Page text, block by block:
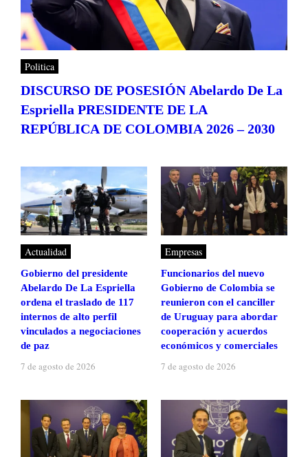
Politica
DISCURSO DE POSESIÓN Abelardo De La
Espriella PRESIDENTE DE LA
REPÚBLICA DE COLOMBIA 2026 – 2030
Actualidad
Gobierno del presidente
Abelardo De La Espriella
ordena el traslado de 117
internos de alto perfil
vinculados a negociaciones
de paz
7 de agosto de 2026
Empresas
Funcionarios del nuevo
Gobierno de Colombia se
reunieron con el canciller
de Uruguay para abordar
cooperación y acuerdos
económicos y comerciales
7 de agosto de 2026